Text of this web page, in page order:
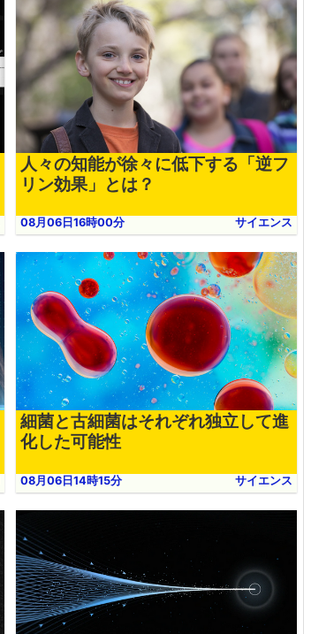
人々の知能が徐々に低下する「逆フ
リン効果」とは？
08月06日16時00分 サイエンス
細菌と古細菌はそれぞれ独立して進
化した可能性
08月06日14時15分 サイエンス